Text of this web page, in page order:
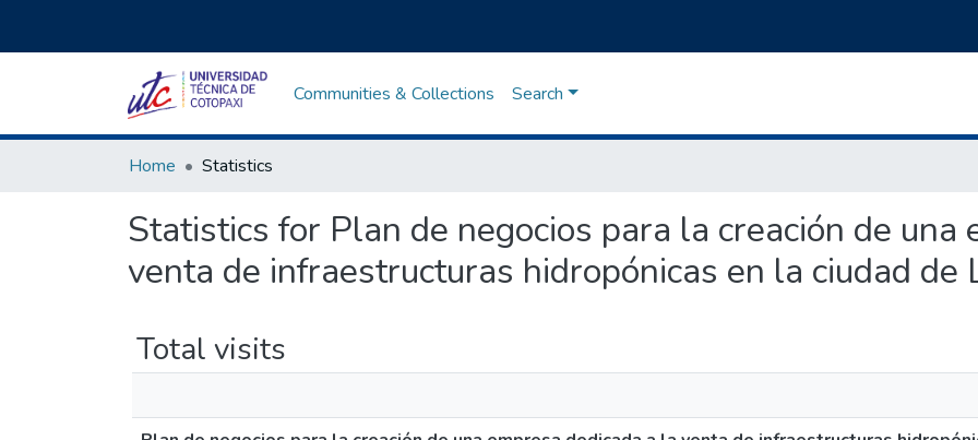
Communities & Collections Search
Home Statistics
Statistics for Plan de negocios para la creación de una
venta de infraestructuras hidropónicas en la ciudad de
Total visits